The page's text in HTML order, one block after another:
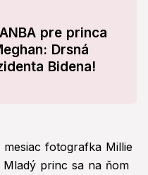
pre princa
Drsná
Bidena!
fotografka Millie
princ sa na ňom